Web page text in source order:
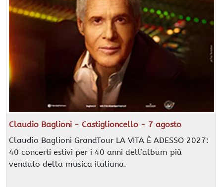
Claudio Baglioni - Castiglioncello - 7 agosto
Claudio Baglioni GrandTour LA VITA È ADESSO 2027:
40 concerti estivi per i 40 anni dell’album più
venduto della musica italiana.